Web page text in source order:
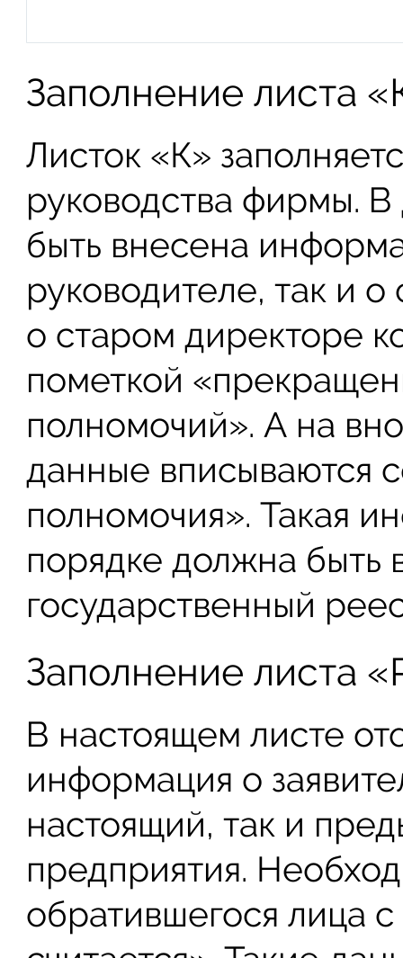
Заполнение листа
Листок «К»
руководства фирмы.
быть внесена
руководителе, так и
о старом директоре
пометкой
полномочий». А на
данные вписываются
полномочия». Такая
порядке должна быть
государственный
Заполнение листа
В настоящем листе
информация о
настоящий, так и
предприятия.
обратившегося лица